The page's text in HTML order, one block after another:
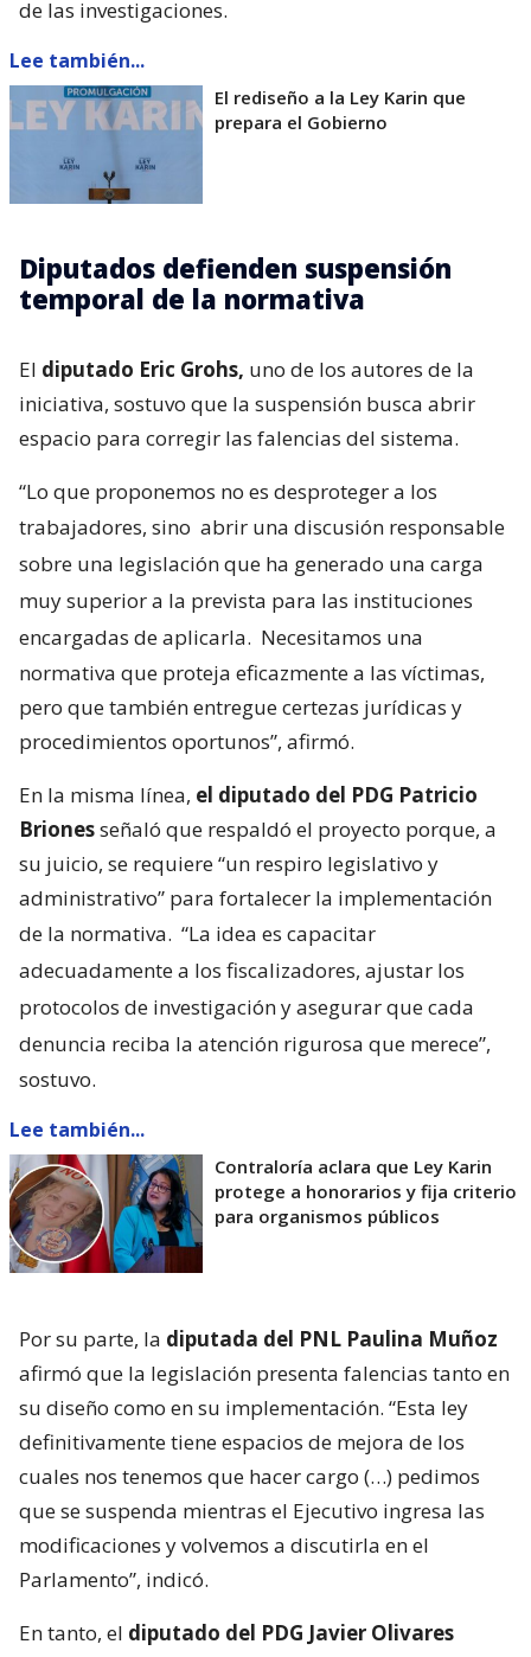
de las investigaciones.
Lee también...
El rediseño a la Ley Karin que
prepara el Gobierno
Diputados defienden suspensión
temporal de la normativa
El diputado Eric Grohs, uno de los autores de la
iniciativa, sostuvo que la suspensión busca abrir
espacio para corregir las falencias del sistema.
“Lo que proponemos no es desproteger a los
trabajadores, sino abrir una discusión responsable
sobre una legislación que ha generado una carga
muy superior a la prevista para las instituciones
encargadas de aplicarla. Necesitamos una
normativa que proteja eficazmente a las víctimas,
pero que también entregue certezas jurídicas y
procedimientos oportunos”, afirmó.
En la misma línea, el diputado del PDG Patricio
Brionesseñaló que respaldó el proyecto porque, a
su juicio, se requiere “un respiro legislativo y
administrativo” para fortalecer la implementación
de la normativa. “La idea es capacitar
adecuadamente a los fiscalizadores, ajustar los
protocolos de investigación y asegurar que cada
denuncia reciba la atención rigurosa que merece”,
sostuvo.
Lee también...
Contraloría aclara que Ley Karin
protege a honorarios y fija criterio
para organismos públicos
Por su parte, la diputada del PNL Paulina Muñoz
afirmó que la legislación presenta falencias tanto en
su diseño como en su implementación. “Esta ley
definitivamente tiene espacios de mejora de los
cuales nos tenemos que hacer cargo (…) pedimos
que se suspenda mientras el Ejecutivo ingresa las
modificaciones y volvemos a discutirla en el
Parlamento”, indicó.
En tanto, el diputado del PDG Javier Olivares